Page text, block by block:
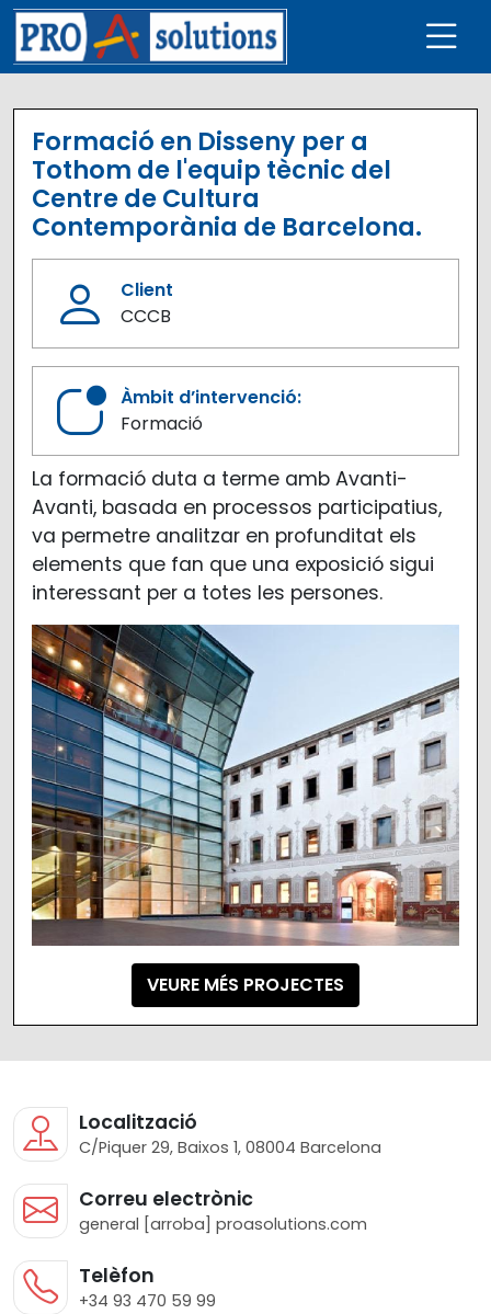
Vés al contingut
Navegación principal
Formació en Disseny per a
Tothom de l'equip tècnic del
Centre de Cultura
Contemporània de Barcelona.
Client
CCCB
Àmbit d’intervenció:
Formació
La formació duta a terme amb Avanti-
Avanti, basada en processos participatius,
va permetre analitzar en profunditat els
elements que fan que una exposició sigui
interessant per a totes les persones.
VEURE MÉS PROJECTES
Localització
C/Piquer 29, Baixos 1, 08004 Barcelona
Correu electrònic
general [arroba] proasolutions.com
Telèfon
+34 93 470 59 99